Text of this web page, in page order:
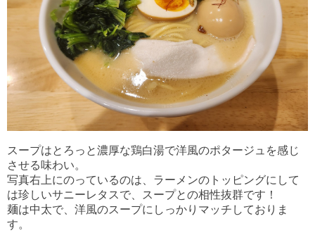
スープはとろっと濃厚な鶏白湯で洋風のポタージュを感じ
させる味わい。
写真右上にのっているのは、ラーメンのトッピングにして
は珍しいサニーレタスで、スープとの相性抜群です！
麺は中太で、洋風のスープにしっかりマッチしておりま
す。